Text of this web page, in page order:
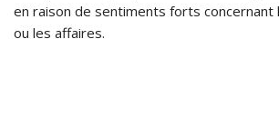
en raison de sentiments forts concernant
ou les affaires.